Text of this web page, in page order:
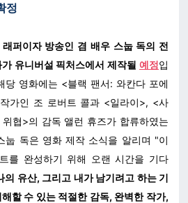
정
래퍼이자 방송인 겸 배우 스눕 독의 전
유니버설 픽처스에서 제작될 예정입
당 영화에는 <블랙 팬서: 와칸다 포에
가인 조 로버트 콜과 <일라이>, <사
위협>의 감독 앨런 휴즈가 합류하였는
눕 독은 영화 제작 소식을 알리며 "이
를 완성하기 위해 오랜 시간을 기다
의 유산, 그리고 내가 남기려고 하는 기
할 수 있는 적절한 감독, 완벽한 작가,